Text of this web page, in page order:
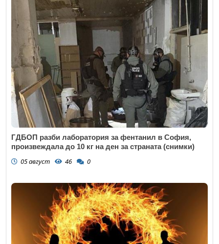
ГДБОП разби лаборатория за фентанил в София,
произвеждала до 10 кг на ден за страната (снимки)
05 август 46 0